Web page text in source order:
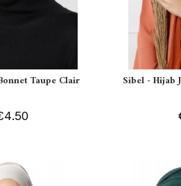
Taupe Clair Sibel - Hijab